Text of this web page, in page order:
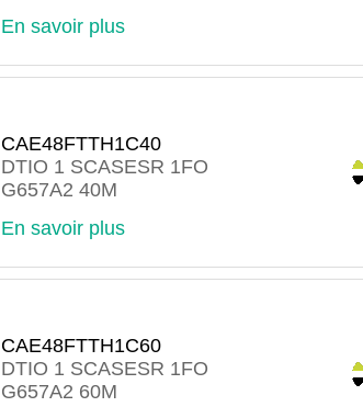
En savoir plus
CAE48FTTH1C40
DTIO 1 SCASESR 1FO
G657A2 40M
En savoir plus
CAE48FTTH1C60
DTIO 1 SCASESR 1FO
G657A2 60M